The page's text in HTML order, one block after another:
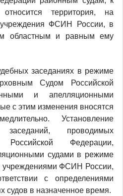
территория, на
ФСИН России, в
областным и равным ему
заседаниях в режиме
Судом Российской
и апелляционными
с этим изменения вносятся
Установление
проводимых
Федерации,
судами в режиме
учреждениями ФСИН России,
с определениями
судов в назначенное время.